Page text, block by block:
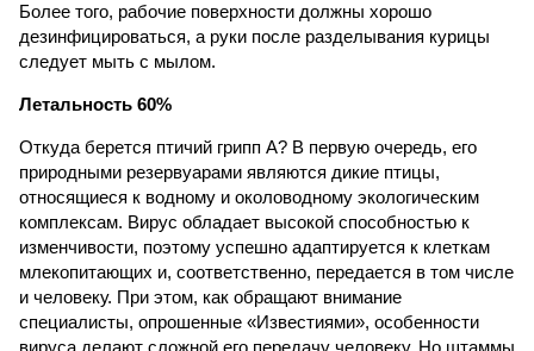
Более того, рабочие поверхности должны хорошо
дезинфицироваться, а руки после разделывания курицы
следует мыть с мылом.
Летальность 60%
Откуда берется птичий грипп А? В первую очередь, его
природными резервуарами являются дикие птицы,
относящиеся к водному и околоводному экологическим
комплексам. Вирус обладает высокой способностью к
изменчивости, поэтому успешно адаптируется к клеткам
млекопитающих и, соответственно, передается в том числе
и человеку. При этом, как обращают внимание
специалисты, опрошенные «Известиями», особенности
вируса делают сложной его передачу человеку. Но штаммы